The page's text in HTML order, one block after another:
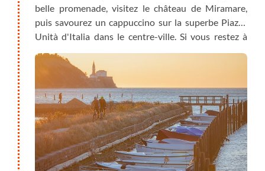
belle promenade, visitez le château de Miramare,
puis savourez un cappuccino sur la superbe Piazza
Unità d'Italia dans le centre-ville. Si vous restez à
Muggia, vous pouvez naviguer vers le centre-ville
grâce aux bateaux.